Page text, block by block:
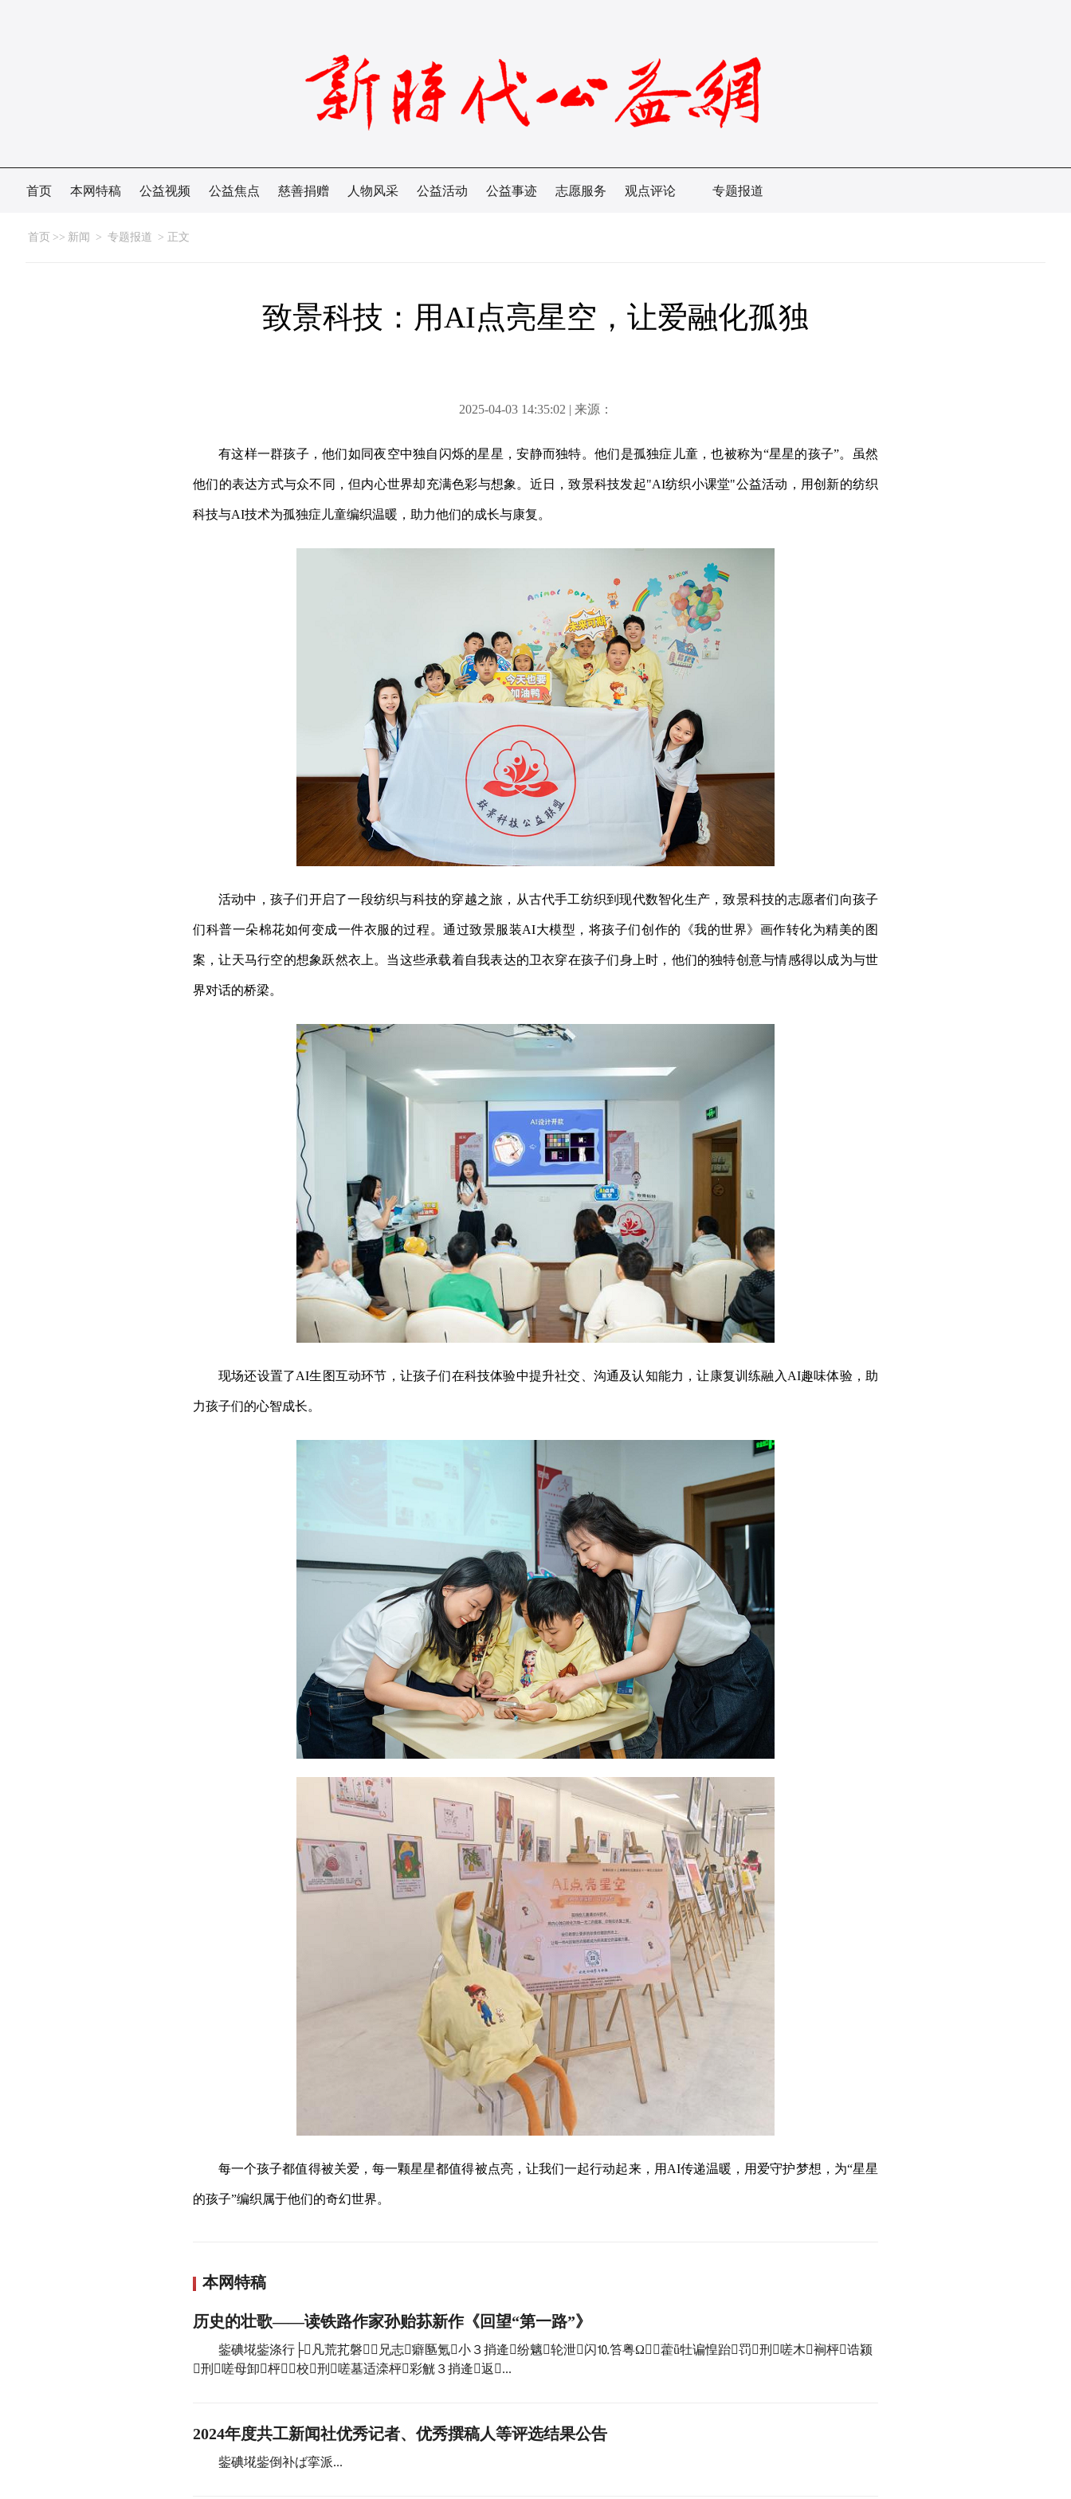
首页 本网特稿 公益视频 公益焦点 慈善捐赠 人物风采 公益活动 公益事迹 志愿服务 观点评论 专题报道
首页 >> 新闻 > 专题报道 > 正文
致景科技：用AI点亮星空，让爱融化孤独
2025-04-03 14:35:02 | 来源：
有这样一群孩子，他们如同夜空中独自闪烁的星星，安静而独特。他们是孤独症儿童，也被称为“星星的孩子”。虽然
他们的表达方式与众不同，但内心世界却充满色彩与想象。近日，致景科技发起"AI纺织小课堂"公益活动，用创新的纺织
科技与AI技术为孤独症儿童编织温暖，助力他们的成长与康复。
活动中，孩子们开启了一段纺织与科技的穿越之旅，从古代手工纺织到现代数智化生产，致景科技的志愿者们向孩子
们科普一朵棉花如何变成一件衣服的过程。通过致景服装AI大模型，将孩子们创作的《我的世界》画作转化为精美的图
案，让天马行空的想象跃然衣上。当这些承载着自我表达的卫衣穿在孩子们身上时，他们的独特创意与情感得以成为与世
界对话的桥梁。
现场还设置了AI生图互动环节，让孩子们在科技体验中提升社交、沟通及认知能力，让康复训练融入AI趣味体验，助
力孩子们的心智成长。
每一个孩子都值得被关爱，每一颗星星都值得被点亮，让我们一起行动起来，用AI传递温暖，用爱守护梦想，为“星星
的孩子”编织属于他们的奇幻世界。
本网特稿
历史的壮歌——读铁路作家孙贻荪新作《回望“第一路”》
鈭碘埖鈭涤行├凡荒芤磐兄志癖匦氪小３捎逄纷魑轮泄闪⒑笞粤Ω藿ǖ牡谝惶跆罚刑嗟木裥枰诰颍
刑嗟母卸枰校刑嗟墓适滦枰彩觥３捎逄返...
2024年度共工新闻社优秀记者、优秀撰稿人等评选结果公告
鈭碘埖鈭倒补ば挛派...